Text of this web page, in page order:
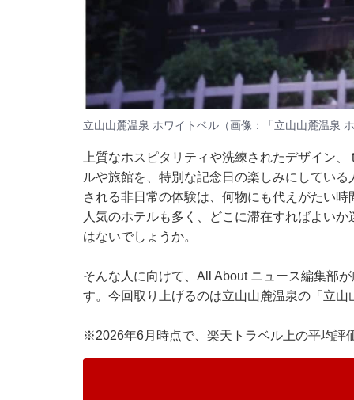
立山山麓温泉 ホワイトベル（画像：「立山山麓温泉
上質なホスピタリティや洗練されたデザイン
ルや旅館を、特別な記念日の楽しみにしてい
される非日常の体験は、何物にも代えがたい
人気のホテルも多く、どこに滞在すればよい
はないでしょうか。
そんな人に向けて、All About ニュース編集部
す。今回取り上げるのは立山山麓温泉の「立
※2026年6月時点で、楽天トラベル上の平均評